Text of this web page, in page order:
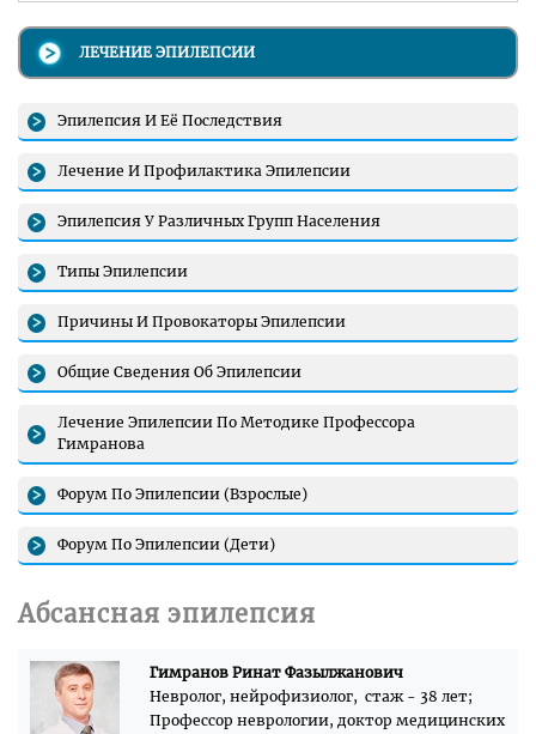
Абсансная эпилепсия
Гимранов Ринат Фазылжанович
Невролог, нейрофизиолог, стаж - 38 лет;
Профессор неврологии, доктор медицинских
ЛЕЧЕНИЕ ЭПИЛЕПСИИ
Эпилепсия И Её Последствия
Лечение И Профилактика Эпилепсии
Эпилепсия У Различных Групп Населения
Типы Эпилепсии
Причины И Провокаторы Эпилепсии
Общие Сведения Об Эпилепсии
Лечение Эпилепсии По Методике Профессора
Гимранова
Форум По Эпилепсии (Взрослые)
Форум По Эпилепсии (Дети)